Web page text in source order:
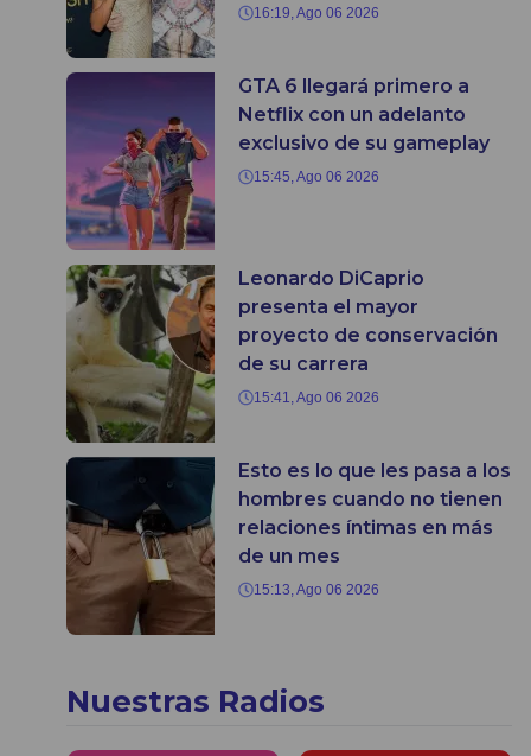
16:19, Ago 06 2026
GTA 6 llegará primero a
Netflix con un adelanto
exclusivo de su gameplay
15:45, Ago 06 2026
Leonardo DiCaprio
presenta el mayor
proyecto de conservación
de su carrera
15:41, Ago 06 2026
Esto es lo que les pasa a los
hombres cuando no tienen
relaciones íntimas en más
de un mes
15:13, Ago 06 2026
Nuestras Radios